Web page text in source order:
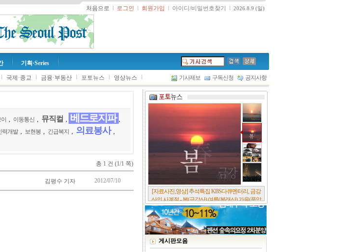
처음으로 l 로그인 l 회원가입 l 아이디/비밀번호찾기 l 2026.8.9 (일)
기획·Series
l 국제·종교 l 금융·부동산 l 포토뉴스 l 영상뉴스 l 기사제보 구독신청 공지사항
이동통신 뮤직컬 베드로지파
력개발 보현봉 긴급복지 의료봉사
총 1 건 (1/1 쪽)
김평수 기자 2012/07/10
[서울포스트논단] 담배에 관한 추억, 연도별 우리
나라 금연정책 및 금연구역 확대 추이, 정부가 아
무리 더 해롭다고 사기를 쳐대도 피워 본 사람은
다 안다, 전자담배시장은 10년새 폭발적 증가세..
[시사저널 인터뷰] 윤방부 연세대 의대 명예교수,
"골초에게 전자담배를 허하라"
게시판모음